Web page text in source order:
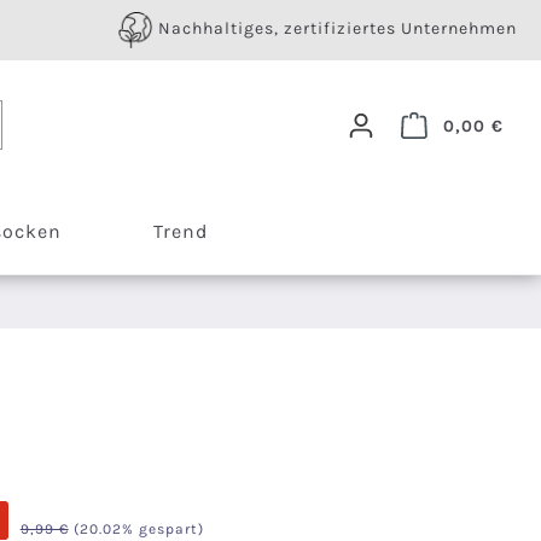
Nachhaltiges, zertifiziertes Unternehmen
0,00 €
Trend
Regulärer Preis:
9,99 € (20.02% gespart)